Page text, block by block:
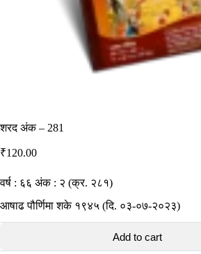
शरद अंक – 281
₹120.00
वर्ष : ६६ अंक : २ (क्र. २८१)
आषाढ पौर्णिमा शके १९४५ (दि. ०३-०७-२०२३)
Add to cart